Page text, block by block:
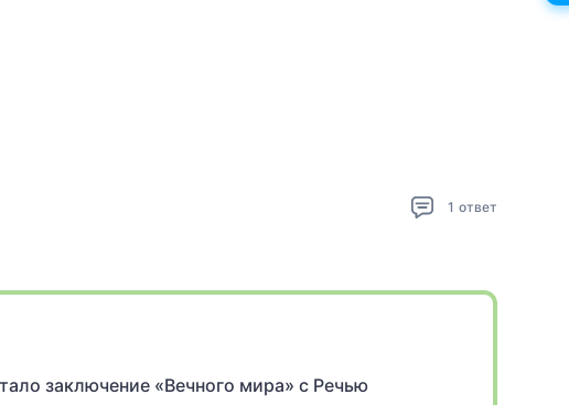
1 ответ
заключение «Вечного мира» с Речью